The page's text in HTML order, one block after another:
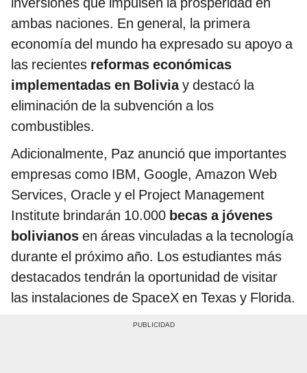
ambas naciones. En general, la primera
economía del mundo ha expresado su apoyo a
las recientes reformas económicas
implementadas en Boliviay destacó la
eliminación de la subvención a los
combustibles.
Adicionalmente, Paz anunció que importantes
empresas como IBM, Google, Amazon Web
Services, Oracle y el Project Management
Institute brindarán 10.000 becas a jóvenes
bolivianos en áreas vinculadas a la tecnología
durante el próximo año. Los estudiantes más
destacados tendrán la oportunidad de visitar
las instalaciones de SpaceX en Texas y Florida.